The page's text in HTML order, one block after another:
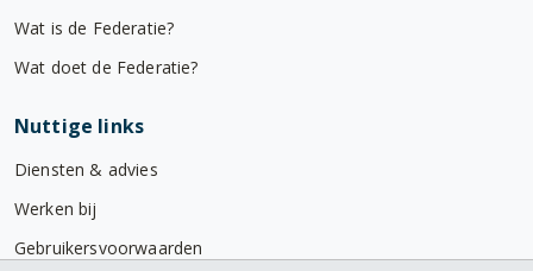
Wat is de Federatie?
Wat doet de Federatie?
Nuttige links
Diensten & advies
Werken bij
Gebruikersvoorwaarden